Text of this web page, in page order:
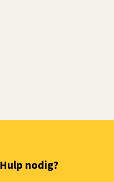
Hulp nodig?